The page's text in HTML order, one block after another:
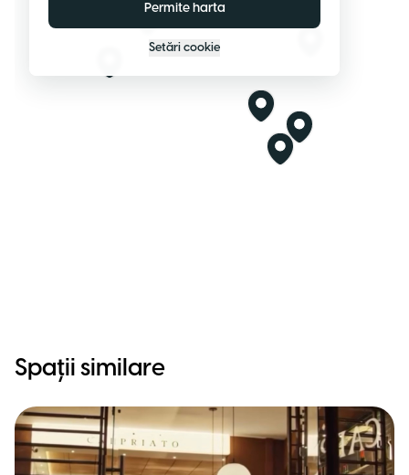
Permite harta
Setări cookie
Spații similare